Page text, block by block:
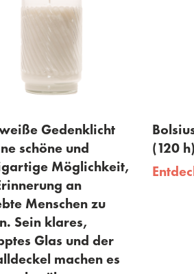
Bolsius - Grablicht 5D
(120 h) Mountain
Entdecken